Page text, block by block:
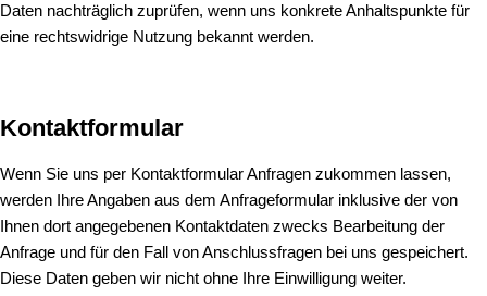
Daten nachträglich zuprüfen, wenn uns konkrete Anhaltspunkte für
eine rechtswidrige Nutzung bekannt werden.
Kontaktformular
Wenn Sie uns per Kontaktformular Anfragen zukommen lassen,
werden Ihre Angaben aus dem Anfrageformular inklusive der von
Ihnen dort angegebenen Kontaktdaten zwecks Bearbeitung der
Anfrage und für den Fall von Anschlussfragen bei uns gespeichert.
Diese Daten geben wir nicht ohne Ihre Einwilligung weiter.